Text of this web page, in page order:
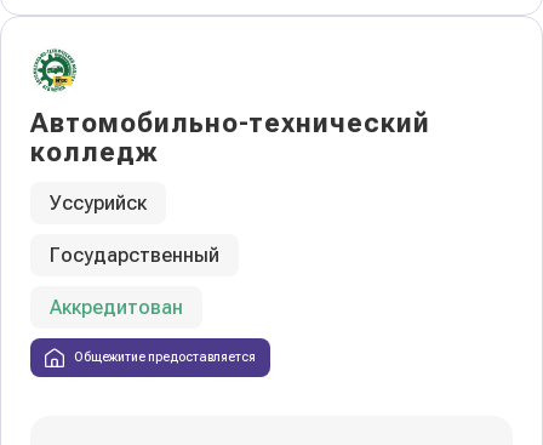
Автомобильно-технический
колледж
Уссурийск
Государственный
Аккредитован
Общежитие предоставляется